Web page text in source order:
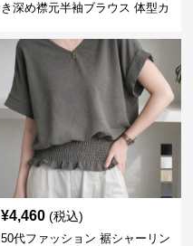
き深め襟元半袖ブラウス 体型カ
¥4,460 (税込)
50代ファッション 裾シャーリン